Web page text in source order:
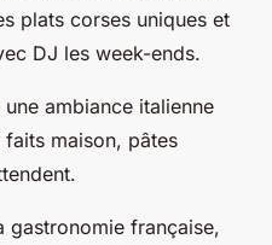
plats corses uniques et
DJ les week-ends.
ambiance italienne
maison, pâtes
gastronomie française,